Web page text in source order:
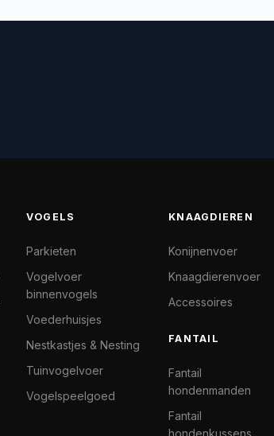
VOGELS
Parkieten
Vogelvoer
binnenvogels
Voederhuisjes
Nestkastjes & Nesting
Tuinvogelvoer
Vogelspeelgoed
KNAAGDIEREN
Konijnenvoer
Knaagdierenvoer
Accessoires
FANTAIL
Fantail
hondenmanden
Fantail
hondenkussens